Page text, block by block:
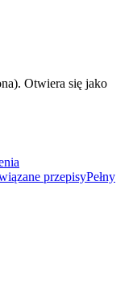
Otwiera się jako
przepisyPełny